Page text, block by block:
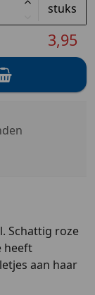
stuks
3,95
Schattig roze
heeft
aan haar